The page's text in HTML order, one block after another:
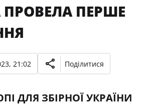
ПРОВЕЛА ПЕРШЕ
21:02 Поділитися
ДЛЯ ЗБІРНОЇ УКРАЇНИ